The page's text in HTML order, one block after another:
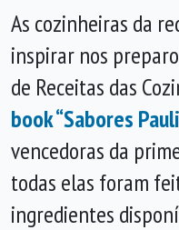
As cozinheiras da
inspirar nos
de Receitas das
book “Sabores
vencedoras da
todas elas foram
ingredientes